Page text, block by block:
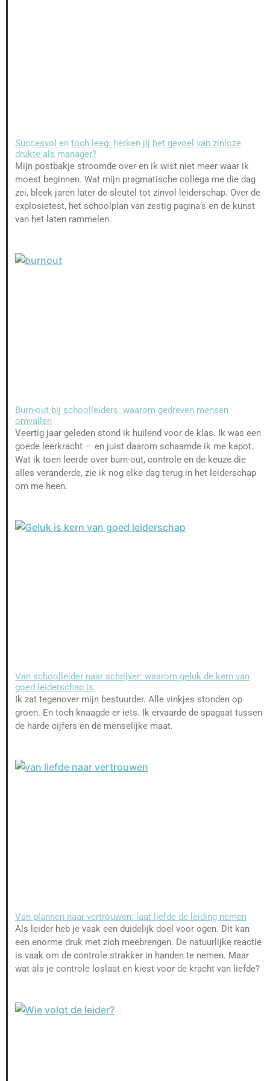
Succesvol en toch leeg: herken jij het gevoel van zinloze
drukte als manager?
Mijn postbakje stroomde over en ik wist niet meer waar ik
moest beginnen. Wat mijn pragmatische collega me die dag
zei, bleek jaren later de sleutel tot zinvol leiderschap. Over de
explosietest, het schoolplan van zestig pagina’s en de kunst
van het laten rammelen.
Burn-out bij schoolleiders: waarom gedreven mensen
omvallen
Veertig jaar geleden stond ik huilend voor de klas. Ik was een
goede leerkracht — en juist daarom schaamde ik me kapot.
Wat ik toen leerde over burn-out, controle en de keuze die
alles veranderde, zie ik nog elke dag terug in het leiderschap
om me heen.
Van schoolleider naar schrijver: waarom geluk de kern van
goed leiderschap is
Ik zat tegenover mijn bestuurder. Alle vinkjes stonden op
groen. En toch knaagde er iets. Ik ervaarde de spagaat tussen
de harde cijfers en de menselijke maat.
Van plannen naar vertrouwen: laat liefde de leiding nemen
Als leider heb je vaak een duidelijk doel voor ogen. Dit kan
een enorme druk met zich meebrengen. De natuurlijke reactie
is vaak om de controle strakker in handen te nemen. Maar
wat als je controle loslaat en kiest voor de kracht van liefde?